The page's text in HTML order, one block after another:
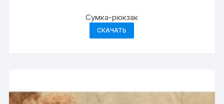
Сумка-рюкзак
СКАЧАТЬ